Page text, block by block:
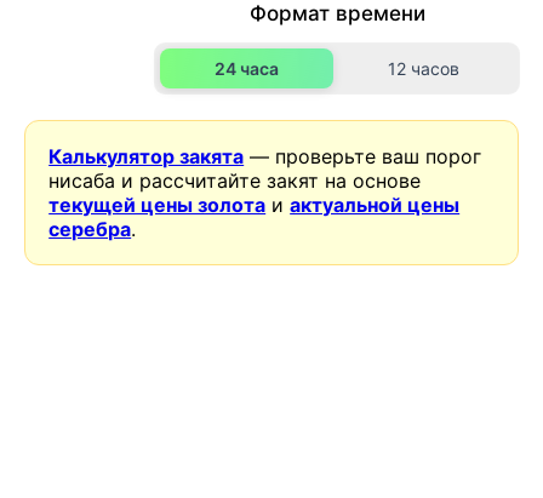
Формат времени
24 часа 12 часов
Калькулятор закята — проверьте ваш порог
нисаба и рассчитайте закят на основе
текущей цены золота иактуальной цены
серебра.